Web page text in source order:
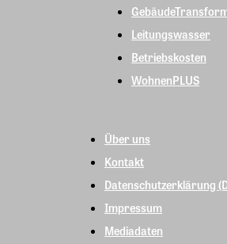
Leitungswasser
Betriebskosten
WohnenPLUS
Über uns
Kontakt
Datenschutzerklärung
Impressum
Mediadaten